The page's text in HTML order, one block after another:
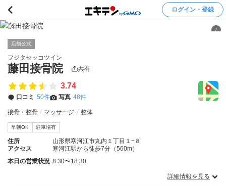
ログイン・登録
/
店舗公式
フジタセッコツイン
藤田接骨院 共有
3.74
口コミ 50件 写真 48件
接骨・整骨 マッサージ 整体
早朝OK 駐車場有
住所
山形県寒河江市丸内１丁目１−８
アクセス
寒河江駅から徒歩7分（560m）
本日の営業状況 8:30〜18:30
詳細情報を見る